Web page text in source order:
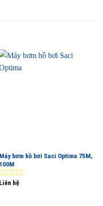
Máy bơm hồ bơi Saci Optima 75M,
100M
0
Liên hệ